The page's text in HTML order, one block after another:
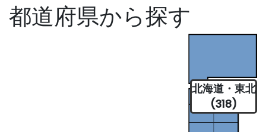
都道府県から探す
北海道・東北
(318)